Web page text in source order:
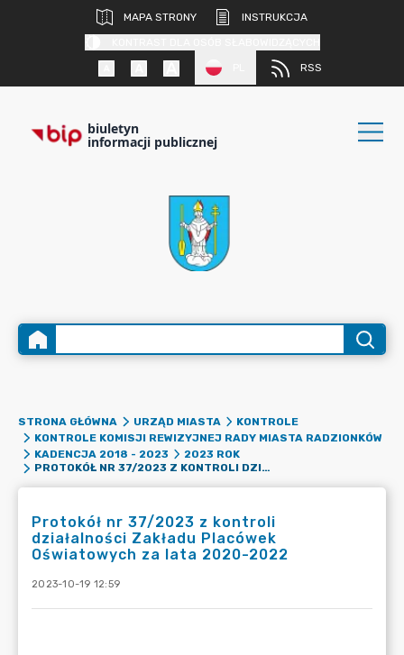
MAPA STRONY
INSTRUKCJA
RSS
biuletyn
informacji publicznej
STRONA GŁÓWNA URZĄD MIASTA
KONTROLE
KONTROLE KOMISJI REWIZYJNEJ RADY MIASTA RADZIONKÓW
KADENCJA 2018 - 2023
2023 ROK
PROTOKÓŁ NR 37/2023 Z KONTROLI DZIAŁALNOŚCI ZAKŁADU PLACÓWEK OŚWIATOWYCH ZA LATA 2020-2022
Protokół nr 37/2023 z kontroli
działalności Zakładu Placówek
Oświatowych za lata 2020-2022
2023-10-19 12:59